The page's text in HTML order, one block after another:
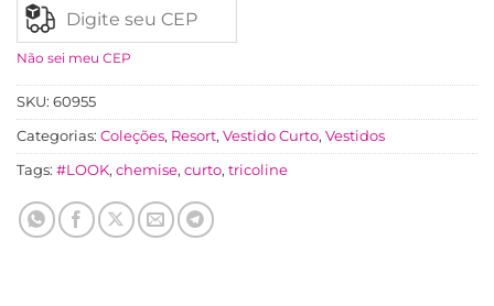
Não sei meu CEP
SKU: 60955
Categorias: Coleções, Resort, Vestido Curto, Vestidos
Tags: #LOOK, chemise, curto, tricoline